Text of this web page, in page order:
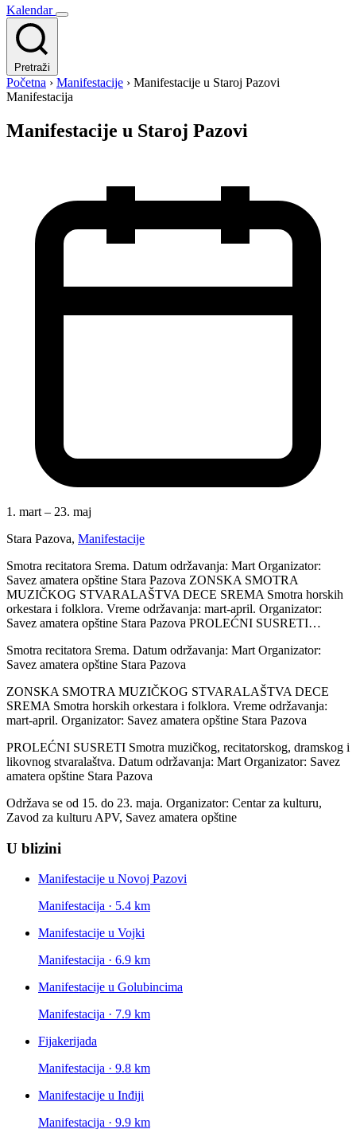
Kalendar
Pretraži
Početna › Manifestacije › Manifestacije u Staroj Pazovi
Manifestacija
Manifestacije u Staroj Pazovi
1. mart – 23. maj
Stara Pazova, Manifestacije
Smotra recitatora Srema. Datum održavanja: Mart Organizator:
Savez amatera opštine Stara Pazova ZONSKA SMOTRA
MUZIČKOG STVARALAŠTVA DECE SREMA Smotra horskih
orkestara i folklora. Vreme održavanja: mart-april. Organizator:
Savez amatera opštine Stara Pazova PROLEĆNI SUSRETI…
Smotra recitatora Srema. Datum održavanja: Mart Organizator:
Savez amatera opštine Stara Pazova
ZONSKA SMOTRA MUZIČKOG STVARALAŠTVA DECE
SREMA Smotra horskih orkestara i folklora. Vreme održavanja:
mart-april. Organizator: Savez amatera opštine Stara Pazova
PROLEĆNI SUSRETI Smotra muzičkog, recitatorskog, dramskog i
likovnog stvaralaštva. Datum održavanja: Mart Organizator: Savez
amatera opštine Stara Pazova
Održava se od 15. do 23. maja. Organizator: Centar za kulturu,
Zavod za kulturu APV, Savez amatera opštine
U blizini
Manifestacije u Novoj Pazovi
Manifestacija · 5.4 km
Manifestacije u Vojki
Manifestacija · 6.9 km
Manifestacije u Golubincima
Manifestacija · 7.9 km
Fijakerijada
Manifestacija · 9.8 km
Manifestacije u Inđiji
Manifestacija · 9.9 km